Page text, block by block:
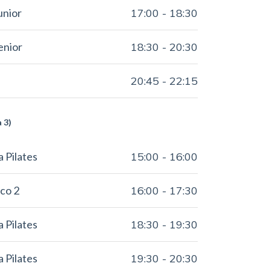
17:00 - 18:30
18:30 -20:30
20:45 -22:15
3)
Pilates 15:00 - 16:00
2 16:00 - 17:30
Pilates 18:30 - 19:30
Pilates 19:30 -20:30